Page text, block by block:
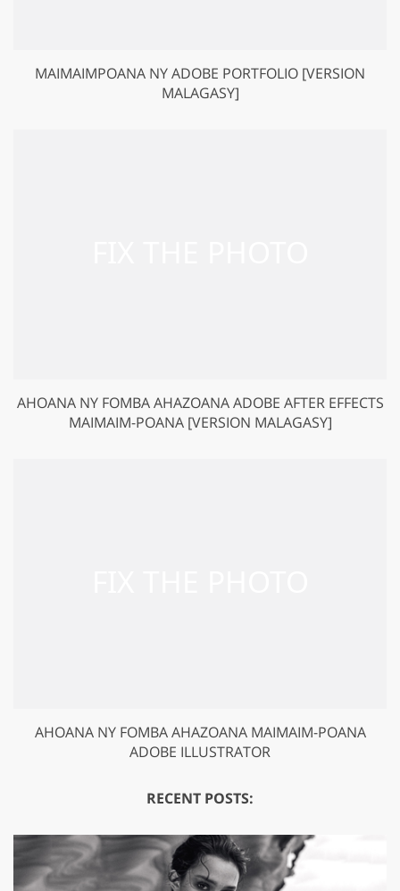
MAIMAIMPOANA NY ADOBE PORTFOLIO [VERSION
MALAGASY]
AHOANA NY FOMBA AHAZOANA ADOBE AFTER EFFECTS
MAIMAIM-POANA [VERSION MALAGASY]
AHOANA NY FOMBA AHAZOANA MAIMAIM-POANA
ADOBE ILLUSTRATOR
RECENT POSTS: